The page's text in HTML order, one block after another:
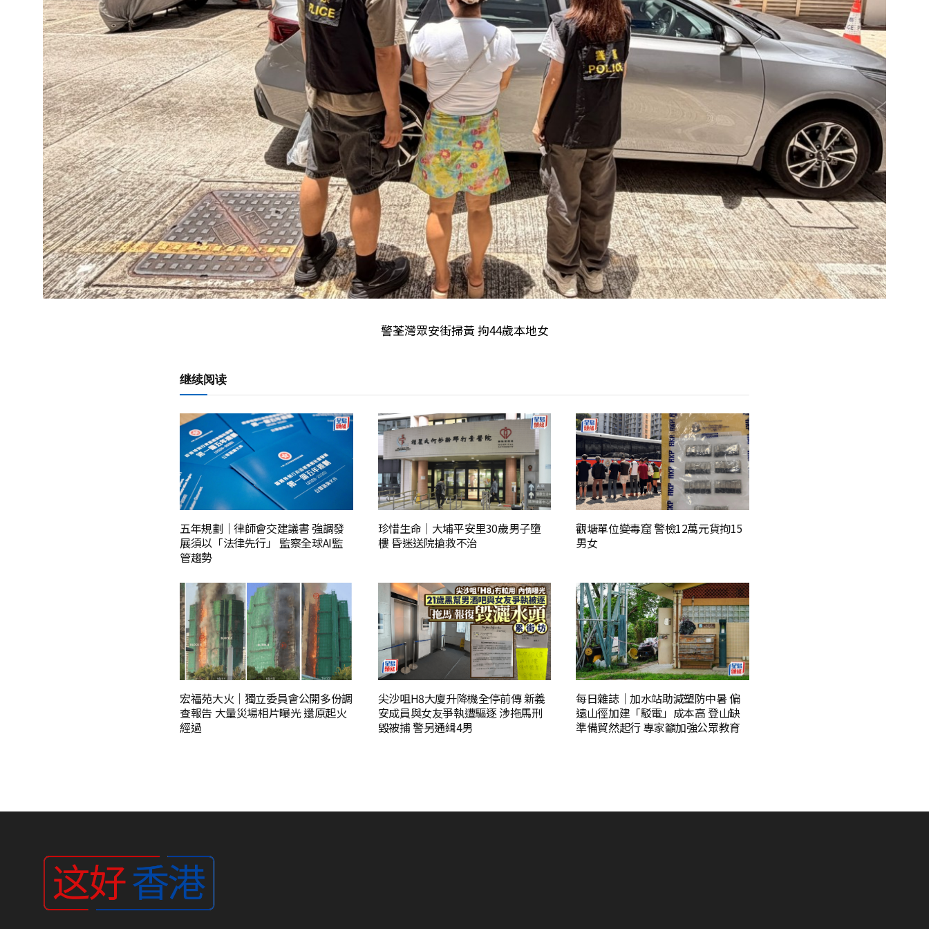
警荃灣眾安街掃黃 拘44歲本地女
继续阅读
五年規劃｜律師會交建議書 強調發
展須以「法律先行」 監察全球AI監
管趨勢
珍惜生命｜大埔平安里30歲男子墮
樓 昏迷送院搶救不治
觀塘單位變毒窟 警檢12萬元貨拘15
男女
宏福苑大火｜獨立委員會公開多份調
查報告 大量災場相片曝光 還原起火
經過
尖沙咀H8大廈升降機全停前傳 新義
安成員與女友爭執遭驅逐 涉拖馬刑
毀被捕 警另通緝4男
每日雜誌｜加水站助減塑防中暑 偏
遠山徑加建「駁電」成本高 登山缺
準備貿然起行 專家籲加強公眾教育